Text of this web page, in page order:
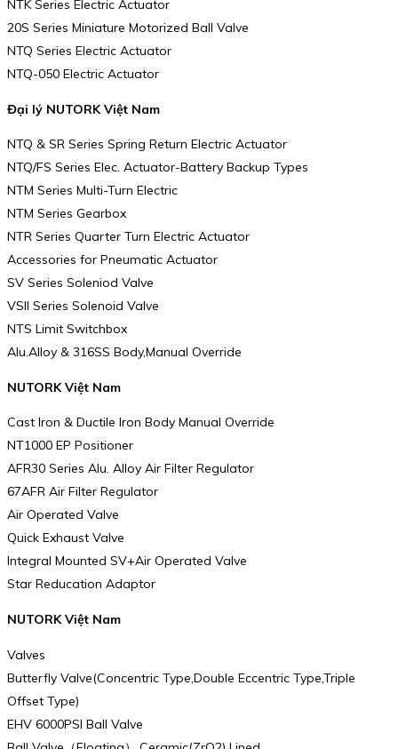
NTK Series Electric Actuator
20S Series Miniature Motorized Ball Valve
NTQ Series Electric Actuator
NTQ-050 Electric Actuator
Đại lý NUTORK Việt Nam
NTQ & SR Series Spring Return Electric Actuator
NTQ/FS Series Elec. Actuator-Battery Backup Types
NTM Series Multi-Turn Electric
NTM Series Gearbox
NTR Series Quarter Turn Electric Actuator
Accessories for Pneumatic Actuator
SV Series Soleniod Valve
VSII Series Solenoid Valve
NTS Limit Switchbox
Alu.Alloy & 316SS Body,Manual Override
NUTORK Việt Nam
Cast Iron & Ductile Iron Body Manual Override
NT1000 EP Positioner
AFR30 Series Alu. Alloy Air Filter Regulator
67AFR Air Filter Regulator
Air Operated Valve
Quick Exhaust Valve
Integral Mounted SV+Air Operated Valve
Star Reducation Adaptor
NUTORK Việt Nam
Valves
Butterfly Valve(Concentric Type,Double Eccentric Type,Triple
Offset Type)
EHV 6000PSI Ball Valve